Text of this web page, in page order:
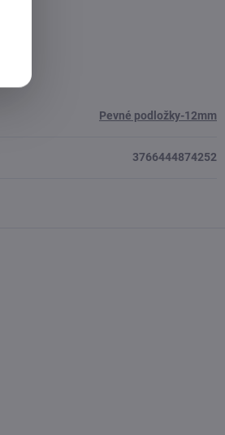
Pevné podložky-12mm
3766444874252